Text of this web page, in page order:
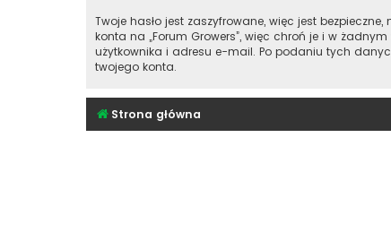
Twoje hasło jest zaszyfrowane, więc jest
konta na „Forum Growers”, więc chroń je i w
użytkownika i adresu e-mail. Po podaniu tych
twojego konta.
Strona główna